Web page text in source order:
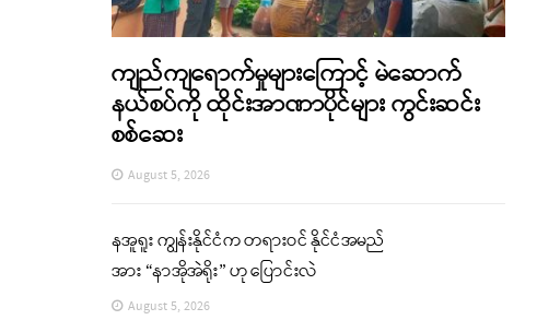
ကျည်ကျရောက်မှုများကြောင့် မဲဆောက်
နယ်စပ်ကို ထိုင်းအာဏာပိုင်များ ကွင်းဆင်း
စစ်ဆေး
August 5, 2026
နအူရူး ကျွန်းနိုင်ငံက တရားဝင် နိုင်ငံအမည်
အား “နာအိုအဲရိုး” ဟု ပြောင်းလဲ
August 5, 2026